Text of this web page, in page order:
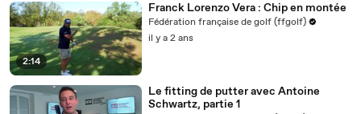
2:14
Franck Lorenzo Vera : Chip en montée
Fédération française de golf (ffgolf)
il y a 2 ans
Le fitting de putter avec Antoine
Schwartz, partie 1